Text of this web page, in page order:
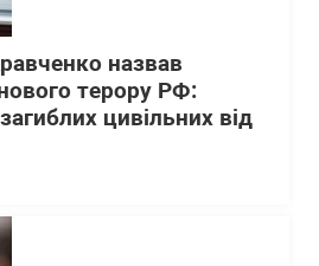
назвав
терору РФ:
цивільних від